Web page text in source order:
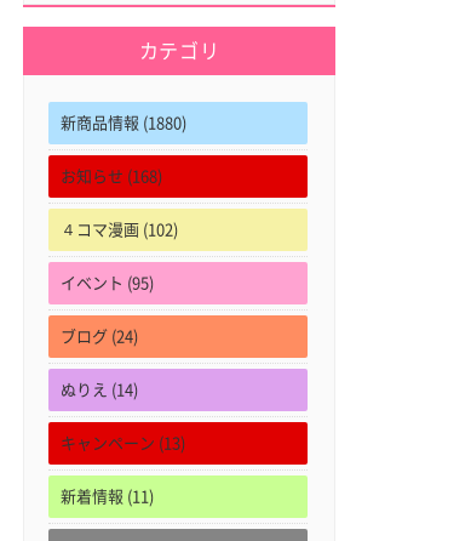
カテゴリ
新商品情報 (1880)
お知らせ (168)
４コマ漫画 (102)
イベント (95)
ブログ (24)
ぬりえ (14)
キャンペーン (13)
新着情報 (11)